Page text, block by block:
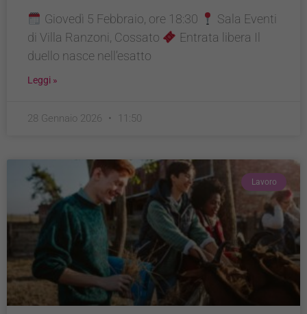
Giovedì 5 Febbraio, ore 18:30
Sala Eventi
di Villa Ranzoni, Cossato
Entrata libera Il
duello nasce nell’esatto
Leggi »
28 Gennaio 2026 11:50
Lavoro